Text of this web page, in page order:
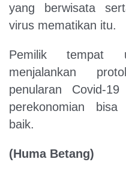
yang berwisata
virus mematikan itu.
Pemilik tempat
menjalankan
penularan Covid-
perekonomian
baik.
(Huma Betang)